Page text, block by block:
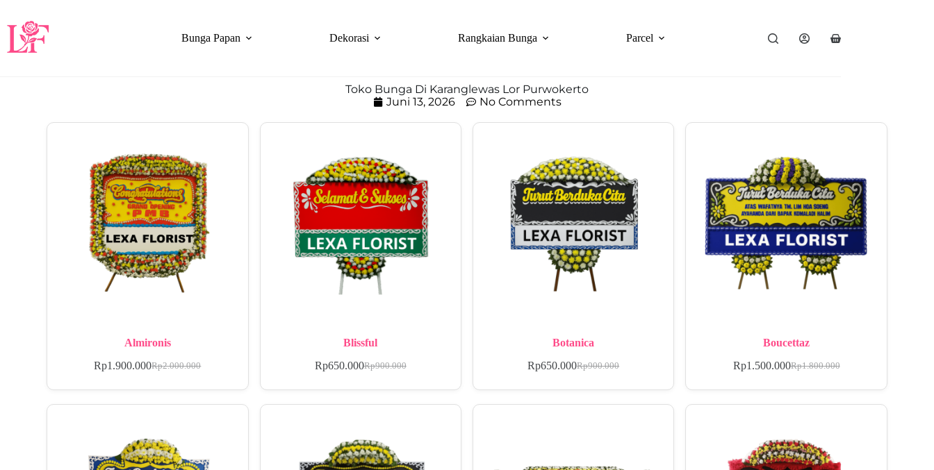
Bunga Papan Dekorasi Rangkaian Bunga Parcel
Toko Bunga Di Karanglewas Lor Purwokerto
Juni 13, 2026
No Comments
Almironis
Rp2.000.000
Rp1.900.000
Blissful
Rp900.000
Rp650.000
Botanica
Rp900.000
Rp650.000
Boucettaz
Rp1.800.000
Rp1.500.000